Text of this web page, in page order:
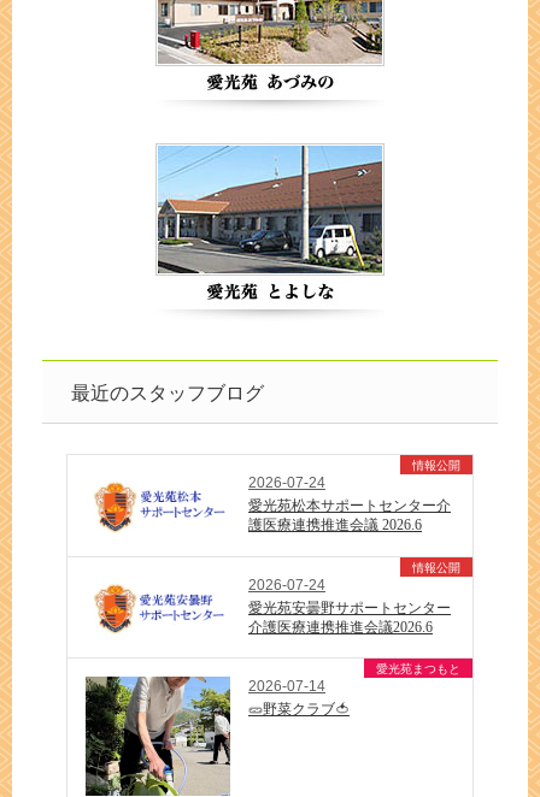
最近のスタッフブログ
2026-07-24
情報公開
愛光苑松本サポートセンター介
護医療連携推進会議 2026.6
2026-07-24
情報公開
愛光苑安曇野サポートセンター
介護医療連携推進会議2026.6
2026-07-14
愛光苑まつもと
🥒野菜クラブ🍅